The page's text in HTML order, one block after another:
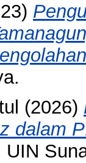
(2026)
dalam